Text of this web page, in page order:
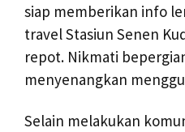
siap memberikan info
travel Stasiun Senen
repot. Nikmati
menyenangkan
Selain melakukan